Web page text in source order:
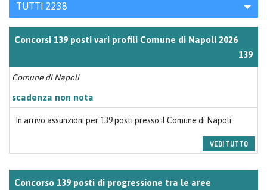
TUTTI 2238
Concorsi 139 posti vari profili Comune di Napoli 2026
139
Comune di Napoli
scadenza non nota
In arrivo assunzioni per 139 posti presso il Comune di Napoli
VEDI TUTTO
Concorso 139 posti di progressione tra le aree